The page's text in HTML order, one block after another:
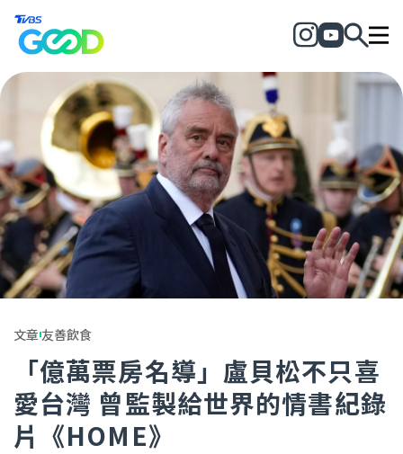
文章友善飲食
「億萬票房名導」盧貝松不只喜
愛台灣 曾監製給世界的情書紀錄
片《HOME》